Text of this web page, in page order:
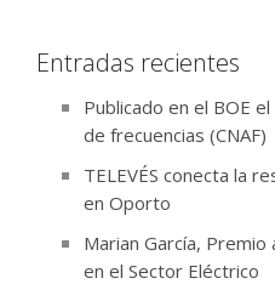
Entradas recientes
Publicado en el BOE
de frecuencias (CNAF)
TELEVÉS conecta la
en Oporto
Marian García, Premio
en el Sector Eléctrico